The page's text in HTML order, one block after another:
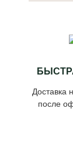
Доставка
после